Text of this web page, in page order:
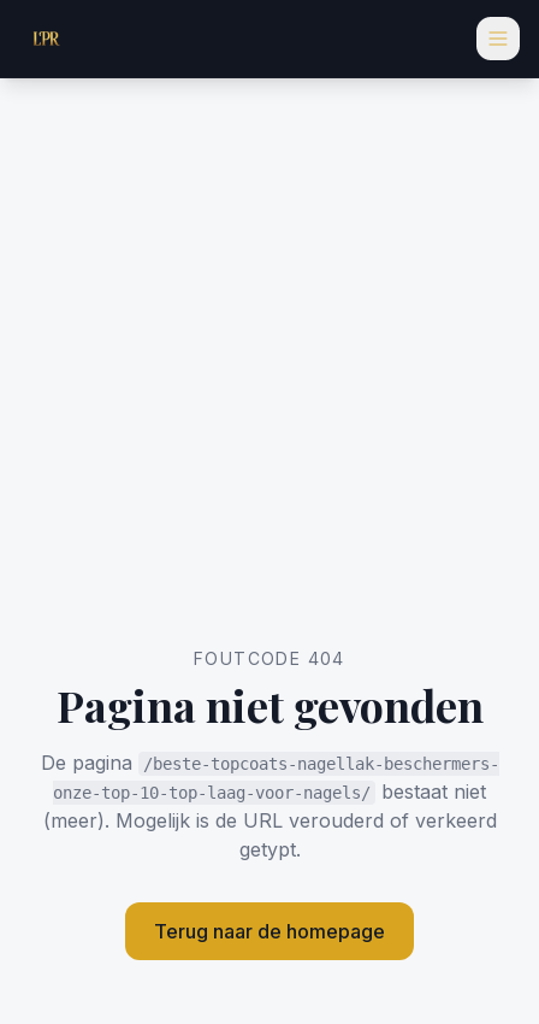
FOUTCODE 404
Pagina niet gevonden
De pagina
/beste-topcoats-nagellak-beschermers-
onze-top-10-top-laag-voor-nagels/
bestaat niet
(meer). Mogelijk is de URL verouderd of verkeerd
getypt.
Terug naar de homepage